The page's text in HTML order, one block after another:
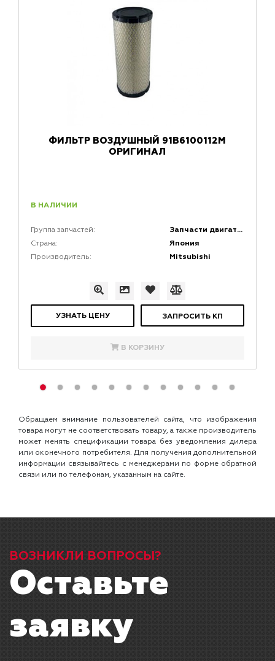
ФИЛЬТР ВОЗДУШНЫЙ 91B6100112M
ОРИГИНАЛ
В НАЛИЧИИ
Группа запчастей: Запчасти двигателей
Страна: Япония
Производитель: Mitsubishi
УЗНАТЬ ЦЕНУ ЗАПРОСИТЬ КП
В КОРЗИНУ
Обращаем внимание пользователей сайта, что изображения
товара могут не соответствовать товару, а также производитель
может менять спецификации товара без уведомления дилера
или оконечного потребителя. Для получения дополнительной
информации связывайтесь с менеджерами по форме обратной
связи или по телефонам, указанным на сайте.
ВОЗНИКЛИ ВОПРОСЫ?
Оставьте
заявку